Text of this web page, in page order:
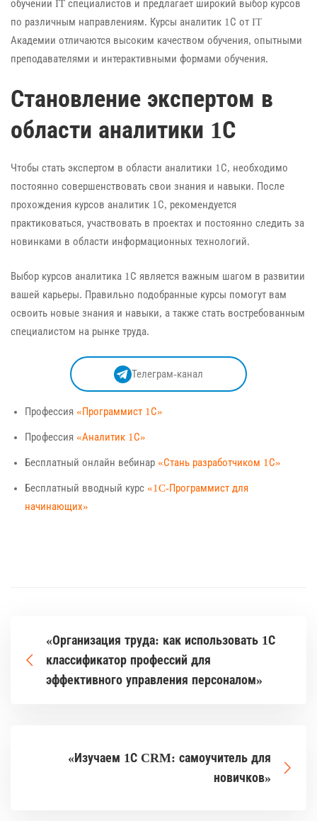
обучении IT специалистов и предлагает широкий выбор курсов
по различным направлениям. Курсы аналитик 1С от IT
Академии отличаются высоким качеством обучения, опытными
преподавателями и интерактивными формами обучения.
Становление экспертом в
области аналитики 1С
Чтобы стать экспертом в области аналитики 1С, необходимо
постоянно совершенствовать свои знания и навыки. После
прохождения курсов аналитик 1С, рекомендуется
практиковаться, участвовать в проектах и постоянно следить за
новинками в области информационных технологий.
Выбор курсов аналитика 1С является важным шагом в развитии
вашей карьеры. Правильно подобранные курсы помогут вам
освоить новые знания и навыки, а также стать востребованным
специалистом на рынке труда.
Телеграм-канал
Профессия «Программист 1С»
Профессия «Аналитик 1С»
Бесплатный онлайн вебинар «Стань разработчиком 1С»
Бесплатный вводный курс «1C-Программист для
начинающих»
«Организация труда: как использовать 1С
классификатор профессий для
эффективного управления персоналом»
«Изучаем 1С CRM: самоучитель для
новичков»